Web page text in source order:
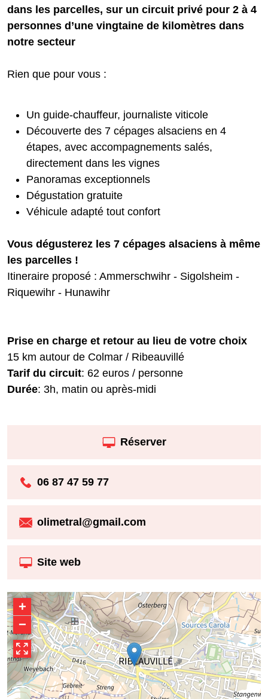
dans les parcelles, sur un circuit privé pour 2 à 4
personnes d’une vingtaine de kilomètres dans
notre secteur
Rien que pour vous :
Un guide-chauffeur, journaliste viticole
Découverte des 7 cépages alsaciens en 4
étapes, avec accompagnements salés,
directement dans les vignes
Panoramas exceptionnels
Dégustation gratuite
Véhicule adapté tout confort
Vous dégusterez les 7 cépages alsaciens à même
les parcelles !
Itineraire proposé : Ammerschwihr - Sigolsheim -
Riquewihr - Hunawihr
Prise en charge et retour au lieu de votre choix
15 km autour de Colmar / Ribeauvillé
Tarif du circuit: 62 euros / personne
Durée: 3h, matin ou après-midi
Réserver
06 87 47 59 77
olimetral@gmail.com
Site web
+
−